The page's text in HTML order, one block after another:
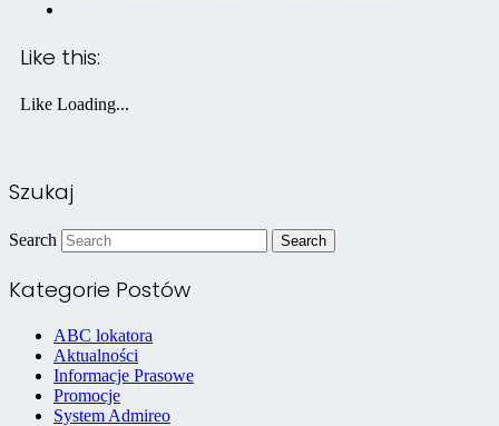
Like this:
Like Loading...
Szukaj
Search
Kategorie Postów
ABC lokatora
Aktualności
Informacje Prasowe
Promocje
System Admireo